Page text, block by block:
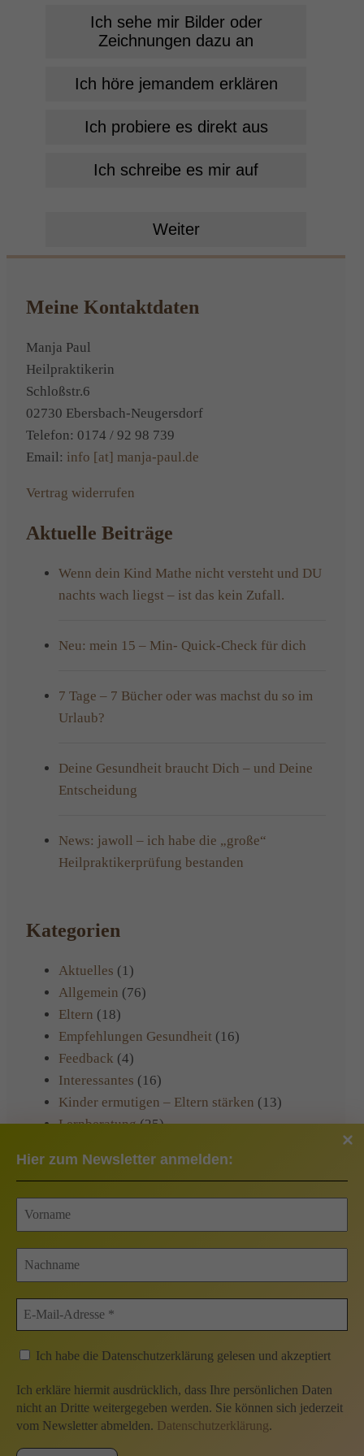
Ich sehe mir Bilder oder
Zeichnungen dazu an
Ich höre jemandem erklären
Ich probiere es direkt aus
Ich schreibe es mir auf
Weiter
Hier zum Newsletter anmelden:
Ich habe die Datenschutzerklärung gelesen und akzeptiert
Ich erkläre hiermit ausdrücklich, dass Ihre persönlichen Daten
nicht an Dritte weitergegeben werden. Sie können sich jederzeit
vom Newsletter abmelden. Datenschutzerklärung.
Meine Kontaktdaten
Manja Paul
Heilpraktikerin
Schloßstr.6
02730 Ebersbach-Neugersdorf
Telefon: 0174 / 92 98 739
Email: info [at] manja-paul.de
Vertrag widerrufen
Aktuelle Beiträge
Wenn dein Kind Mathe nicht versteht und DU
nachts wach liegst – ist das kein Zufall.
Neu: mein 15 – Min- Quick-Check für dich
7 Tage – 7 Bücher oder was machst du so im
Urlaub?
Deine Gesundheit braucht Dich – und Deine
Entscheidung
News: jawoll – ich habe die „große“
Heilpraktikerprüfung bestanden
Kategorien
Aktuelles (1)
Allgemein (76)
Eltern (18)
Empfehlungen Gesundheit (16)
Feedback (4)
Interessantes (16)
Kinder ermutigen – Eltern stärken (13)
Lernberatung(25)
Rezepte(1)
Datenschutzerklärung
Datenschutz soziale Medien